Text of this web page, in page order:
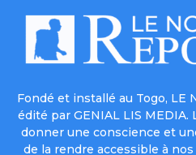
Fondé et installé au Togo, LE
édité par GENIAL LIS MEDIA.
donner une conscience et
de la rendre accessible à